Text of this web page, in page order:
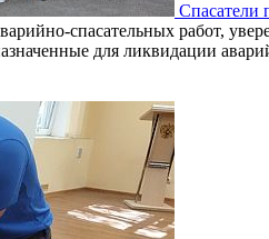
Спасатели
спасательных работ,
для ликвидации